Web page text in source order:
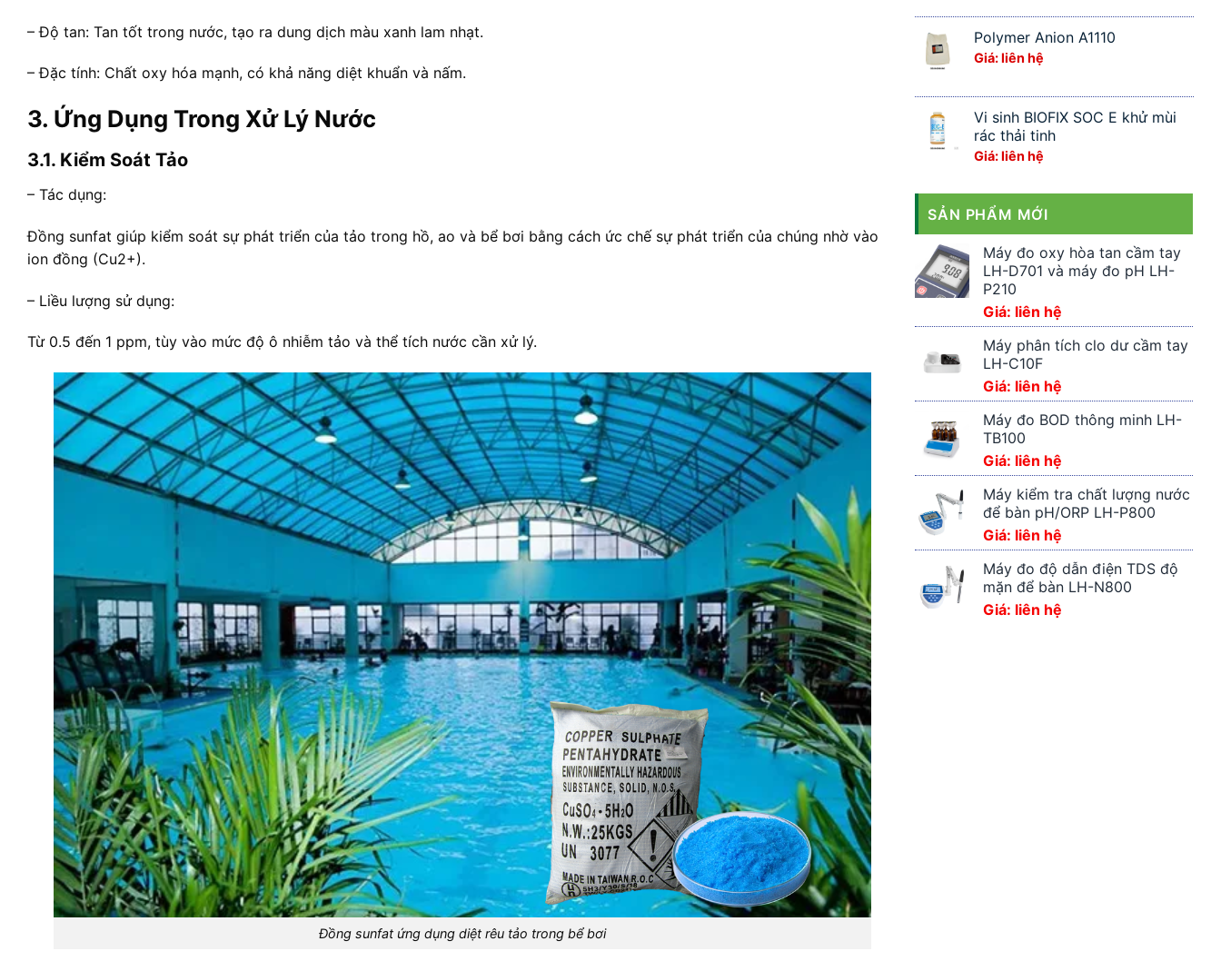
– Độ tan: Tan tốt trong nước, tạo ra dung dịch màu xanh lam nhạt.
– Đặc tính: Chất oxy hóa mạnh, có khả năng diệt khuẩn và nấm.
3. Ứng Dụng Trong Xử Lý Nước
3.1. Kiểm Soát Tảo
– Tác dụng:
Đồng sunfat giúp kiểm soát sự phát triển của tảo trong hồ, ao và bể bơi bằng cách ức chế sự phát triển của chúng nhờ vào
ion đồng (Cu2+).
– Liều lượng sử dụng:
Từ 0.5 đến 1 ppm, tùy vào mức độ ô nhiễm tảo và thể tích nước cần xử lý.
Đồng sunfat ứng dụng diệt rêu tảo trong bể bơi
Polymer Anion A1110
Giá: liên hệ
Vi sinh BIOFIX SOC E khử mùi
rác thải tinh
Giá: liên hệ
SẢN PHẨM MỚI
Máy đo oxy hòa tan cầm tay
LH-D701 và máy đo pH LH-
P210
Giá: liên hệ
Máy phân tích clo dư cầm tay
LH-C10F
Giá: liên hệ
Máy đo BOD thông minh LH-
TB100
Giá: liên hệ
Máy kiểm tra chất lượng nước
để bàn pH/ORP LH-P800
Giá: liên hệ
Máy đo độ dẫn điện TDS độ
mặn để bàn LH-N800
Giá: liên hệ